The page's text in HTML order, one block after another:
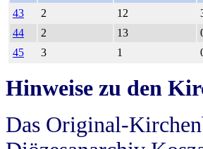
43
2 12
44
2 13
45
3 1
Hinweise zu den
Das Original-